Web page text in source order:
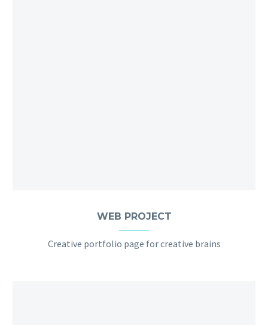
WEB PROJECT
Creative portfolio page for creative brains